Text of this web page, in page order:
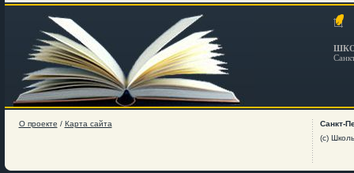
О проекте / Карта сайта
Санкт-
(c)